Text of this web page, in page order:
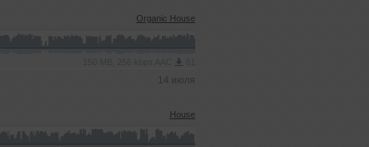
Organic House
14 июля
House